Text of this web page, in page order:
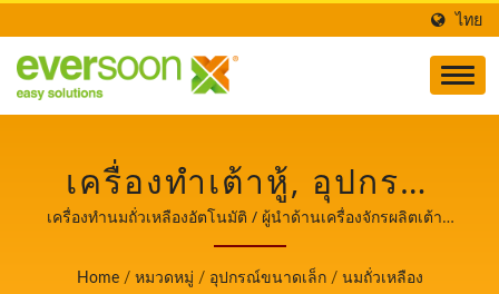
ไทย
เครื่องทำเต้าหู้, อุปกรณ์
ขนาดเล็ก, อุปกรณ์อาหาร
จากถั่วเหลือง, เครื่องทำ
เครื่องทำนมถั่วเหลืองอัตโนมัติ / ผู้นำด้านเครื่องจักรผลิตเต้าหู้
และนมถั่วเหลืองอัตโนมัติที่ให้ความสำคัญสูงสุดกับความ
ปลอดภัยด้านอาหาร.
Home / หมวดหมู่ / อุปกรณ์ขนาดเล็ก / นมถั่วเหลือง